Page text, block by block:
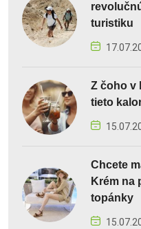
turistiku
Z čoho v
tieto
Chcete
Krém na
topánky